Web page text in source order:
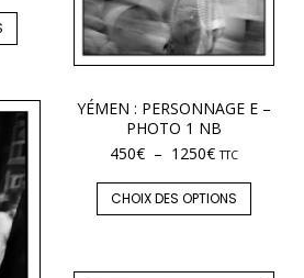
YÉMEN : PERSONNAGE E –
PHOTO 1 NB
450€ – 1250€ TTC
CHOIX DES OPTIONS